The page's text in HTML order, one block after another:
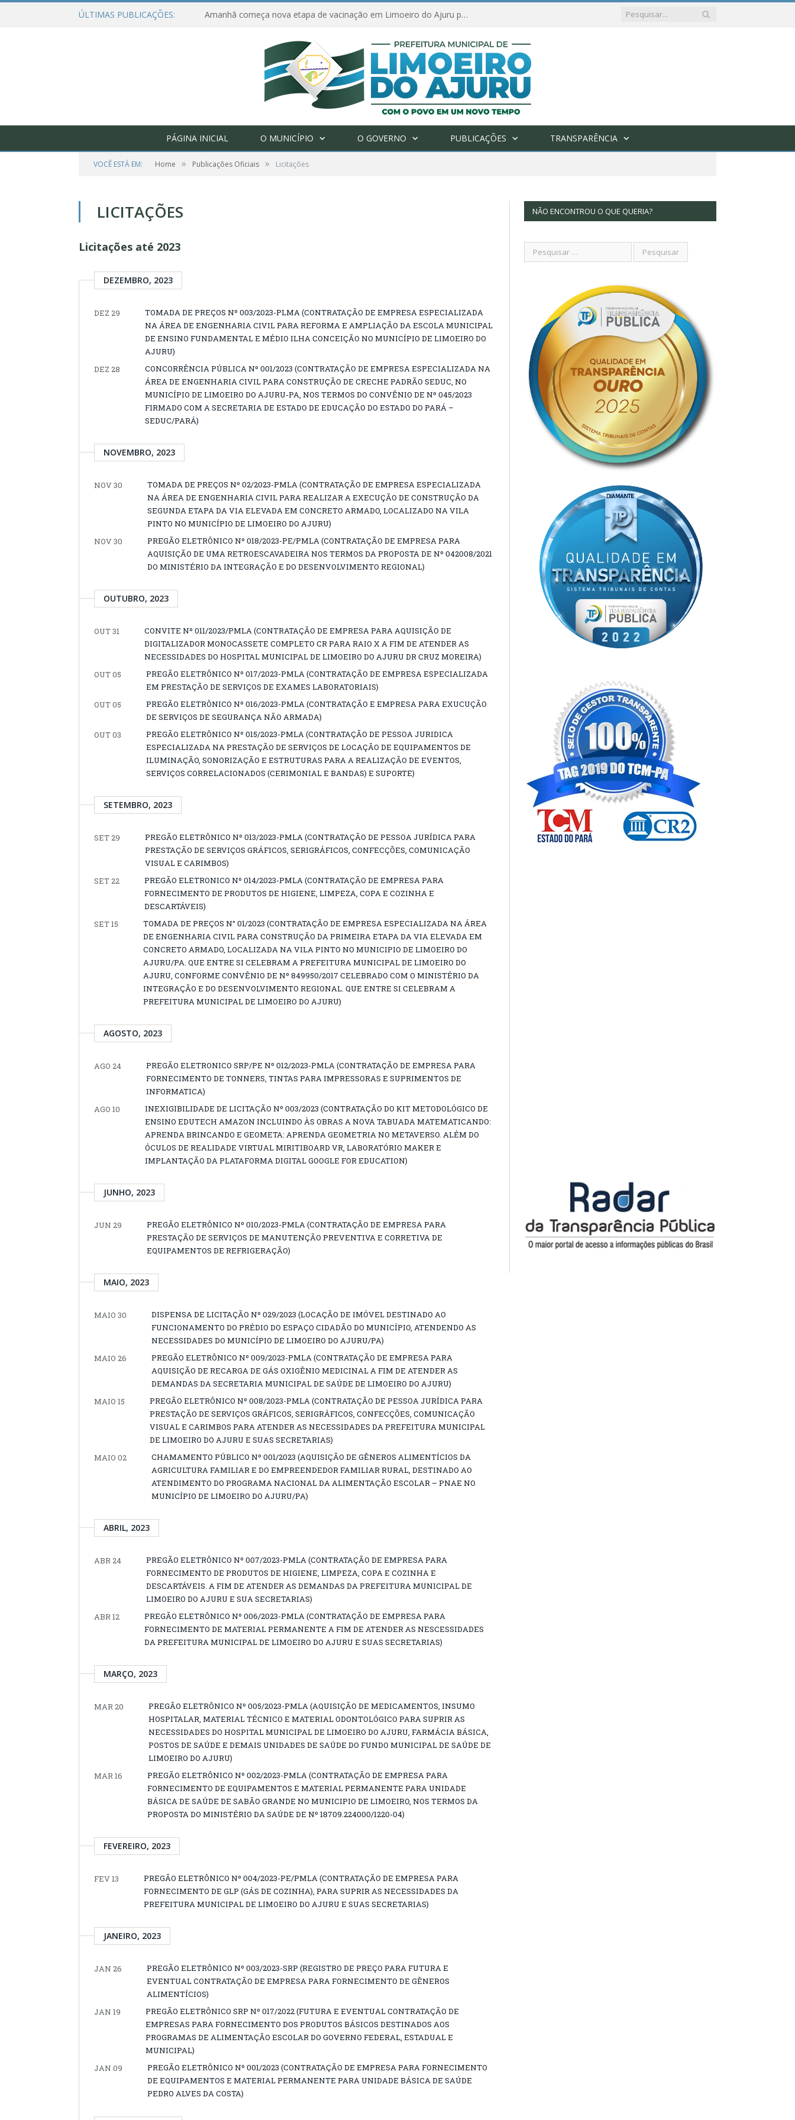
ÚLTIMAS PUBLICAÇÕES: Ações de combate à Covid-19 na região ribeirinha de Limoeiro do Ajuru continuam
PÁGINA INICIAL O MUNICÍPIO O GOVERNO PUBLICAÇÕES TRANSPARÊNCIA
VOCÊ ESTÁ EM: Home » Publicações Oficiais » Licitações
LICITAÇÕES
Licitações até 2023
DEZEMBRO, 2023
DEZ 29
TOMADA DE PREÇOS Nº 003/2023-PLMA (CONTRATAÇÃO DE EMPRESA ESPECIALIZADA
NA ÁREA DE ENGENHARIA CIVIL PARA REFORMA E AMPLIAÇÃO DA ESCOLA MUNICIPAL
DE ENSINO FUNDAMENTAL E MÉDIO ILHA CONCEIÇÃO NO MUNICÍPIO DE LIMOEIRO DO
AJURU)
DEZ 28
CONCORRÊNCIA PÚBLICA Nº 001/2023 (CONTRATAÇÃO DE EMPRESA ESPECIALIZADA NA
ÁREA DE ENGENHARIA CIVIL PARA CONSTRUÇÃO DE CRECHE PADRÃO SEDUC, NO
MUNICÍPIO DE LIMOEIRO DO AJURU-PA, NOS TERMOS DO CONVÊNIO DE Nº 045/2023
FIRMADO COM A SECRETARIA DE ESTADO DE EDUCAÇÃO DO ESTADO DO PARÁ –
SEDUC/PARÁ)
NOVEMBRO, 2023
NOV 30
TOMADA DE PREÇOS Nº 02/2023-PMLA (CONTRATAÇÃO DE EMPRESA ESPECIALIZADA
NA ÁREA DE ENGENHARIA CIVIL PARA REALIZAR A EXECUÇÃO DE CONSTRUÇÃO DA
SEGUNDA ETAPA DA VIA ELEVADA EM CONCRETO ARMADO, LOCALIZADO NA VILA
PINTO NO MUNICÍPIO DE LIMOEIRO DO AJURU)
NOV 30
PREGÃO ELETRÔNICO Nº 018/2023-PE/PMLA (CONTRATAÇÃO DE EMPRESA PARA
AQUISIÇÃO DE UMA RETROESCAVADEIRA NOS TERMOS DA PROPOSTA DE Nº 042008/2021
DO MINISTÉRIO DA INTEGRAÇÃO E DO DESENVOLVIMENTO REGIONAL)
OUTUBRO, 2023
OUT 31
CONVITE Nº 011/2023/PMLA (CONTRATAÇÃO DE EMPRESA PARA AQUISIÇÃO DE
DIGITALIZADOR MONOCASSETE COMPLETO CR PARA RAIO X A FIM DE ATENDER AS
NECESSIDADES DO HOSPITAL MUNICIPAL DE LIMOEIRO DO AJURU DR CRUZ MOREIRA)
OUT 05
PREGÃO ELETRÔNICO Nº 017/2023-PMLA (CONTRATAÇÃO DE EMPRESA ESPECIALIZADA
EM PRESTAÇÃO DE SERVIÇOS DE EXAMES LABORATORIAIS)
OUT 05
PREGÃO ELETRÔNICO Nº 016/2023-PMLA (CONTRATAÇÃO E EMPRESA PARA EXUCUÇÃO
DE SERVIÇOS DE SEGURANÇA NÃO ARMADA)
OUT 03
PREGÃO ELETRÔNICO Nº 015/2023-PMLA (CONTRATAÇÃO DE PESSOA JURIDICA
ESPECIALIZADA NA PRESTAÇÃO DE SERVIÇOS DE LOCAÇÃO DE EQUIPAMENTOS DE
ILUMINAÇÃO, SONORIZAÇÃO E ESTRUTURAS PARA A REALIZAÇÃO DE EVENTOS,
SERVIÇOS CORRELACIONADOS (CERIMONIAL E BANDAS) E SUPORTE)
SETEMBRO, 2023
SET 29
PREGÃO ELETRÔNICO Nº 013/2023-PMLA (CONTRATAÇÃO DE PESSOA JURÍDICA PARA
PRESTAÇÃO DE SERVIÇOS GRÁFICOS, SERIGRÁFICOS, CONFECÇÕES, COMUNICAÇÃO
VISUAL E CARIMBOS)
SET 22
PREGÃO ELETRONICO Nº 014/2023-PMLA (CONTRATAÇÃO DE EMPRESA PARA
FORNECIMENTO DE PRODUTOS DE HIGIENE, LIMPEZA, COPA E COZINHA E
DESCARTÁVEIS)
SET 15
TOMADA DE PREÇOS N° 01/2023 (CONTRATAÇÃO DE EMPRESA ESPECIALIZADA NA ÁREA
DE ENGENHARIA CIVIL PARA CONSTRUÇÃO DA PRIMEIRA ETAPA DA VIA ELEVADA EM
CONCRETO ARMADO, LOCALIZADA NA VILA PINTO NO MUNICIPIO DE LIMOEIRO DO
AJURU/PA. QUE ENTRE SI CELEBRAM A PREFEITURA MUNICIPAL DE LIMOEIRO DO
AJURU, CONFORME CONVÊNIO DE Nº 849950/2017 CELEBRADO COM O MINISTÉRIO DA
INTEGRAÇÃO E DO DESENVOLVIMENTO REGIONAL. QUE ENTRE SI CELEBRAM A
PREFEITURA MUNICIPAL DE LIMOEIRO DO AJURU)
AGOSTO, 2023
AGO 24
PREGÃO ELETRONICO SRP/PE Nº 012/2023-PMLA (CONTRATAÇÃO DE EMPRESA PARA
FORNECIMENTO DE TONNERS, TINTAS PARA IMPRESSORAS E SUPRIMENTOS DE
INFORMATICA)
AGO 10
INEXIGIBILIDADE DE LICITAÇÃO Nº 003/2023 (CONTRATAÇÃO DO KIT METODOLÓGICO DE
ENSINO EDUTECH AMAZON INCLUINDO ÀS OBRAS A NOVA TABUADA MATEMATICANDO:
APRENDA BRINCANDO E GEOMETA: APRENDA GEOMETRIA NO METAVERSO. ALÉM DO
ÓCULOS DE REALIDADE VIRTUAL MIRITIBOARD VR, LABORATÓRIO MAKER E
IMPLANTAÇÃO DA PLATAFORMA DIGITAL GOOGLE FOR EDUCATION)
JUNHO, 2023
JUN 29
PREGÃO ELETRÔNICO Nº 010/2023-PMLA (CONTRATAÇÃO DE EMPRESA PARA
PRESTAÇÃO DE SERVIÇOS DE MANUTENÇÃO PREVENTIVA E CORRETIVA DE
EQUIPAMENTOS DE REFRIGERAÇÃO)
MAIO, 2023
MAIO 30
DISPENSA DE LICITAÇÃO Nº 029/2023 (LOCAÇÃO DE IMÓVEL DESTINADO AO
FUNCIONAMENTO DO PRÉDIO DO ESPAÇO CIDADÃO DO MUNICÍPIO, ATENDENDO AS
NECESSIDADES DO MUNICÍPIO DE LIMOEIRO DO AJURU/PA)
MAIO 26
PREGÃO ELETRÔNICO Nº 009/2023-PMLA (CONTRATAÇÃO DE EMPRESA PARA
AQUISIÇÃO DE RECARGA DE GÁS OXIGÊNIO MEDICINAL A FIM DE ATENDER AS
DEMANDAS DA SECRETARIA MUNICIPAL DE SAÚDE DE LIMOEIRO DO AJURU)
MAIO 15
PREGÃO ELETRÔNICO Nº 008/2023-PMLA (CONTRATAÇÃO DE PESSOA JURÍDICA PARA
PRESTAÇÃO DE SERVIÇOS GRÁFICOS, SERIGRÁFICOS, CONFECÇÕES, COMUNICAÇÃO
VISUAL E CARIMBOS PARA ATENDER AS NECESSIDADES DA PREFEITURA MUNICIPAL
DE LIMOEIRO DO AJURU E SUAS SECRETARIAS)
MAIO 02
CHAMAMENTO PÚBLICO Nº 001/2023 (AQUISIÇÃO DE GÊNEROS ALIMENTÍCIOS DA
AGRICULTURA FAMILIAR E DO EMPREENDEDOR FAMILIAR RURAL, DESTINADO AO
ATENDIMENTO DO PROGRAMA NACIONAL DA ALIMENTAÇÃO ESCOLAR – PNAE NO
MUNICÍPIO DE LIMOEIRO DO AJURU/PA)
ABRIL, 2023
ABR 24
PREGÃO ELETRÔNICO Nº 007/2023-PMLA (CONTRATAÇÃO DE EMPRESA PARA
FORNECIMENTO DE PRODUTOS DE HIGIENE, LIMPEZA, COPA E COZINHA E
DESCARTÁVEIS. A FIM DE ATENDER AS DEMANDAS DA PREFEITURA MUNICIPAL DE
LIMOEIRO DO AJURU E SUA SECRETARIAS)
ABR 12
PREGÃO ELETRÔNICO Nº 006/2023-PMLA (CONTRATAÇÃO DE EMPRESA PARA
FORNECIMENTO DE MATERIAL PERMANENTE A FIM DE ATENDER AS NESCESSIDADES
DA PREFEITURA MUNICIPAL DE LIMOEIRO DO AJURU E SUAS SECRETARIAS)
MARÇO, 2023
MAR 20
PREGÃO ELETRÔNICO Nº 005/2023-PMLA (AQUISIÇÃO DE MEDICAMENTOS, INSUMO
HOSPITALAR, MATERIAL TÉCNICO E MATERIAL ODONTOLÓGICO PARA SUPRIR AS
NECESSIDADES DO HOSPITAL MUNICIPAL DE LIMOEIRO DO AJURU, FARMÁCIA BÁSICA,
POSTOS DE SAÚDE E DEMAIS UNIDADES DE SAÚDE DO FUNDO MUNICIPAL DE SAÚDE DE
LIMOEIRO DO AJURU)
MAR 16
PREGÃO ELETRÔNICO Nº 002/2023-PMLA (CONTRATAÇÃO DE EMPRESA PARA
FORNECIMENTO DE EQUIPAMENTOS E MATERIAL PERMANENTE PARA UNIDADE
BÁSICA DE SAÚDE DE SABÃO GRANDE NO MUNICIPIO DE LIMOEIRO, NOS TERMOS DA
PROPOSTA DO MINISTÉRIO DA SAÚDE DE Nº 18709.224000/1220-04)
FEVEREIRO, 2023
FEV 13
PREGÃO ELETRÔNICO Nº 004/2023-PE/PMLA (CONTRATAÇÃO DE EMPRESA PARA
FORNECIMENTO DE GLP (GÁS DE COZINHA), PARA SUPRIR AS NECESSIDADES DA
PREFEITURA MUNICIPAL DE LIMOEIRO DO AJURU E SUAS SECRETARIAS)
JANEIRO, 2023
JAN 26
PREGÃO ELETRÔNICO Nº 003/2023-SRP (REGISTRO DE PREÇO PARA FUTURA E
EVENTUAL CONTRATAÇÃO DE EMPRESA PARA FORNECIMENTO DE GÊNEROS
ALIMENTÍCIOS)
JAN 19
PREGÃO ELETRÔNICO SRP Nº 017/2022 (FUTURA E EVENTUAL CONTRATAÇÃO DE
EMPRESAS PARA FORNECIMENTO DOS PRODUTOS BÁSICOS DESTINADOS AOS
PROGRAMAS DE ALIMENTAÇÃO ESCOLAR DO GOVERNO FEDERAL, ESTADUAL E
MUNICIPAL)
JAN 09
PREGÃO ELETRÔNICO Nº 001/2023 (CONTRATAÇÃO DE EMPRESA PARA FORNECIMENTO
DE EQUIPAMENTOS E MATERIAL PERMANENTE PARA UNIDADE BÁSICA DE SAÚDE
PEDRO ALVES DA COSTA)
NÃO ENCONTROU O QUE QUERIA?